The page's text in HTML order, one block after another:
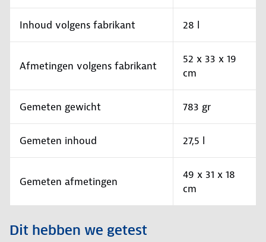
Inhoud volgens fabrikant 28 l
Afmetingen volgens fabrikant
52 x 33 x 19
cm
Gemeten gewicht 783 gr
Gemeten inhoud 27,5 l
Gemeten afmetingen
49 x 31 x 18
cm
Dit hebben we getest